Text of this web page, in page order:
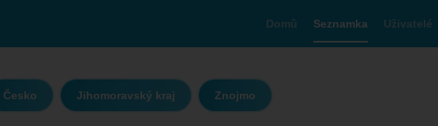
Domů Seznamka Uživatelé
Česko Jihomoravský kraj Znojmo